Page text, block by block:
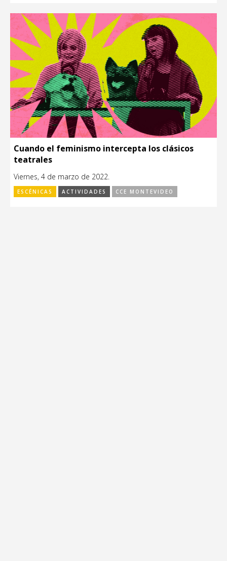
Cuando el feminismo intercepta los clásicos
teatrales
Viernes, 4 de marzo de 2022.
ESCÉNICAS ACTIVIDADES CCE MONTEVIDEO